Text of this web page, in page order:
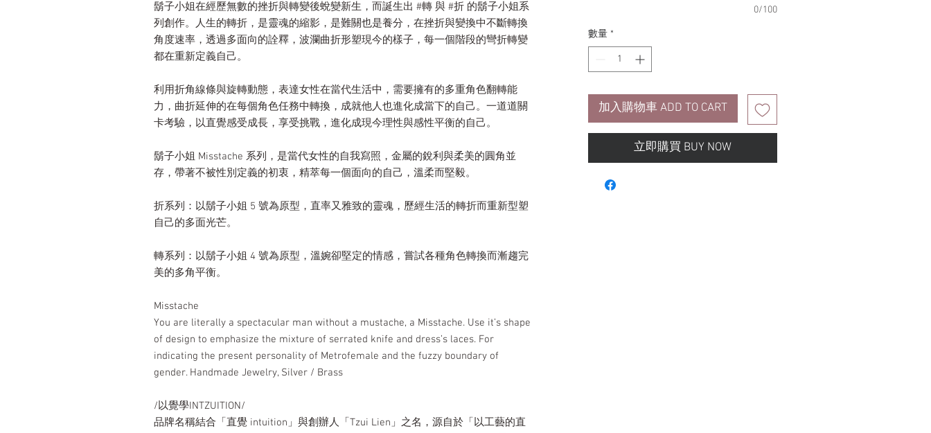
鬍子小姐在經歷無數的挫折與轉變後蛻變新生，而誕生出 #轉 與 #折 的鬍子小姐系
列創作。人生的轉折，是靈魂的縮影，是難關也是養分，在挫折與變換中不斷轉換
角度速率，透過多面向的詮釋，波瀾曲折形塑現今的樣子，每一個階段的彎折轉變
都在重新定義自己。
利用折角線條與旋轉動態，表達女性在當代生活中，需要擁有的多重角色翻轉能
力，曲折延伸的在每個角色任務中轉換，成就他人也進化成當下的自己。一道道關
卡考驗，以直覺感受成長，享受挑戰，進化成現今理性與感性平衡的自己。
鬍子小姐 Misstache 系列，是當代女性的自我寫照，金屬的銳利與柔美的圓角並
存，帶著不被性別定義的初衷，精萃每一個面向的自己，溫柔而堅毅。
折系列：以鬍子小姐 5 號為原型，直率又雅致的靈魂，歷經生活的轉折而重新型塑
自己的多面光芒。
轉系列：以鬍子小姐 4 號為原型，溫婉卻堅定的情感，嘗試各種角色轉換而漸趨完
美的多角平衡。
Misstache
You are literally a spectacular man without a mustache, a Misstache. Use it’s shape
of design to emphasize the mixture of serrated knife and dress’s laces. For
indicating the present personality of Metrofemale and the fuzzy boundary of
gender. Handmade Jewelry, Silver / Brass
/以覺學INTZUITION/
品牌名稱結合「直覺 intuition」與創辦人「Tzui Lien」之名，源自於「以工藝的直
0/100
數量 *
加入購物車 ADD TO CART
立即購買 BUY NOW